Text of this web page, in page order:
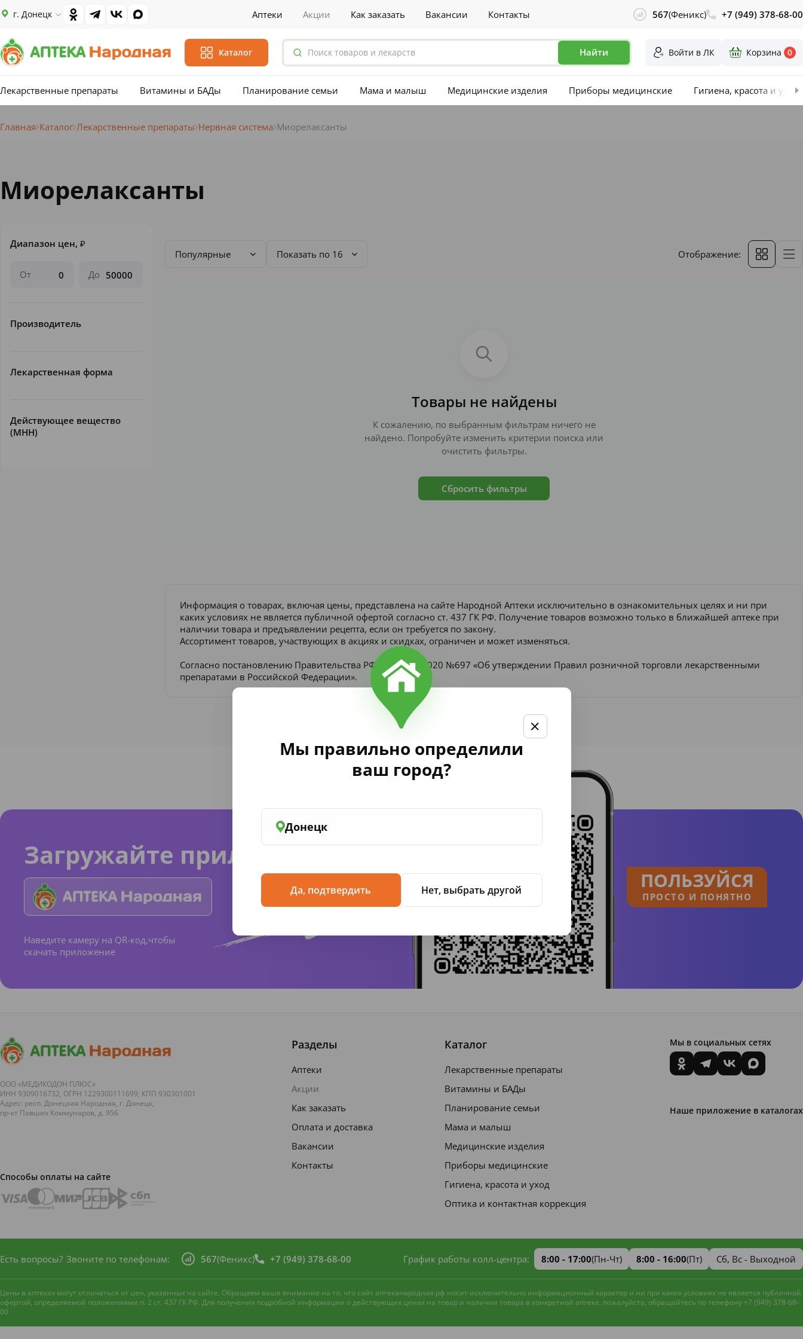
г. Донецк Аптеки Акции Как заказать Вакансии Контакты 567(Феникс) +7 (949) 378-68-00
Каталог Найти Войти в ЛК Корзина 0
Лекарственные препараты Витамины и БАДы Планирование семьи Мама и малыш Медицинские изделия Приборы медицинские Гигиена, красота и уход
Мы правильно определили
ваш город?
Донецк
Да, подтвердить Нет, выбрать другой
Главная Каталог Лекарственные препараты Нервная система Миорелаксанты
Миорелаксанты
Диапазон цен, ₽
От До
Производитель
Лекарственная форма
Действующее вещество
(МНН)
Популярные Показать по 16 Отображение:
Товары не найдены
К сожалению, по выбранным фильтрам ничего не
найдено. Попробуйте изменить критерии поиска или
очистить фильтры.
Сбросить фильтры
Информация о товарах, включая цены, представлена на сайте Народной Аптеки исключительно в ознакомительных целях и ни при
каких условиях не является публичной офертой согласно ст. 437 ГК РФ. Получение товаров возможно только в ближайшей аптеке при
наличии товара и предъявлении рецепта, если он требуется по закону.
Ассортимент товаров, участвующих в акциях и скидках, ограничен и может изменяться.
Согласно постановлению Правительства РФ от 16 мая 2020 №697 «Об утверждении Правил розничной торговли лекарственными
препаратами в Российской Федерации».
Загружайте приложение
Наведите камеру на QR-код,чтобы
скачать приложение
ПОЛЬЗУЙСЯ
ПРОСТО И ПОНЯТНО
ООО «МЕДИКОДОН ПЛЮС»
ИНН 9309016732, ОГРН 1229300111699, КПП 930301001
Адрес: респ. Донецкая Народная, г. Донецк,
пр-кт Павших Коммунаров, д. 95б
Способы оплаты на сайте
Разделы
Аптеки
Акции
Как заказать
Оплата и доставка
Вакансии
Контакты
Каталог
Лекарственные препараты
Витамины и БАДы
Планирование семьи
Мама и малыш
Медицинские изделия
Приборы медицинские
Гигиена, красота и уход
Оптика и контактная коррекция
Мы в социальных сетях
Наше приложение в каталогах
Есть вопросы? Звоните по телефонам: 567(Феникс) +7 (949) 378-68-00 График работы колл-центра: 8:00 - 17:00(Пн-Чт) 8:00 - 16:00(Пт) Сб, Вс - Выходной
Цены в аптеках могут отличаться от цен, указанных на сайте. Обращаем ваше внимание на то, что сайт аптеканародная.рф носит исключительно информационный характер и ни при каких условиях не является публичной
офертой, определяемой положениями п. 2 ст. 437 ГК РФ. Для получения подробной информации о действующих ценах на товар и наличии товара в конкретной аптеке, пожалуйста, обращайтесь по телефону +7 (949) 378-68-
00
Наш сайт использует файлы cookie и